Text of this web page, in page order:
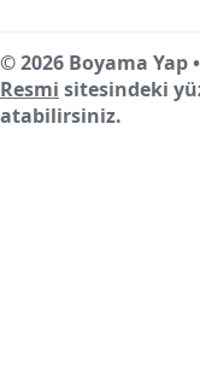
© 2026 Boyama Yap
Resmi sitesindeki
atabilirsiniz.